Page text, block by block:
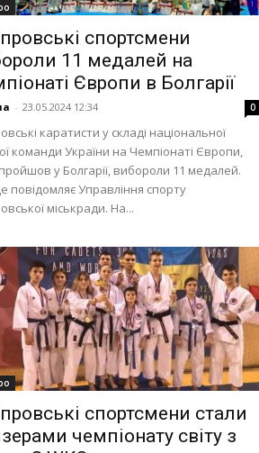
спортсмени
11 медалей на
Європи в Болгарії
- 23.05.2024 12:34 0
каратисти у складі національної
команди України на Чемпіонаті Європи,
у Болгарії, вибороли 11 медалей.
повідомляє Управління спорту
міськради. На...
спортсмени стали
чемпіонату світу з